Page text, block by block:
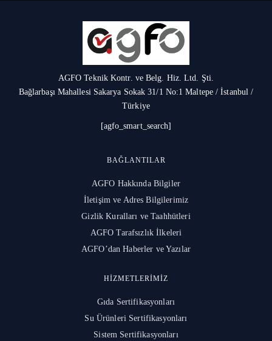
AGFO Teknik Kontr. ve Belg. Hiz. Ltd. Şti.
Bağlarbaşı Mahallesi Sakarya Sokak 31/1 No:1 Maltepe / İstanbul /
Türkiye
[agfo_smart_search]
BAĞLANTILAR
AGFO Hakkında Bilgiler
İletişim ve Adres Bilgilerimiz
Gizlik Kuralları ve Taahhütleri
AGFO Tarafsızlık İlkeleri
AGFO’dan Haberler ve Yazılar
HIZMETLERIMIZ
Gıda Sertifikasyonları
Su Ürünleri Sertifikasyonları
Sistem Sertifikasyonları